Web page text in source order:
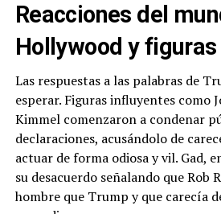
Reacciones del
Hollywood y
Las respuestas a las palabras de
esperar. Figuras influyentes como
Kimmel comenzaron a condenar
declaraciones, acusándolo de
actuar de forma odiosa y vil. Gad,
su desacuerdo señalando que Rob
hombre que Trump y que carecía